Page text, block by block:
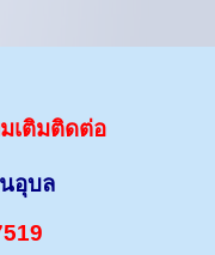
เติมติดต่อ
อุบล